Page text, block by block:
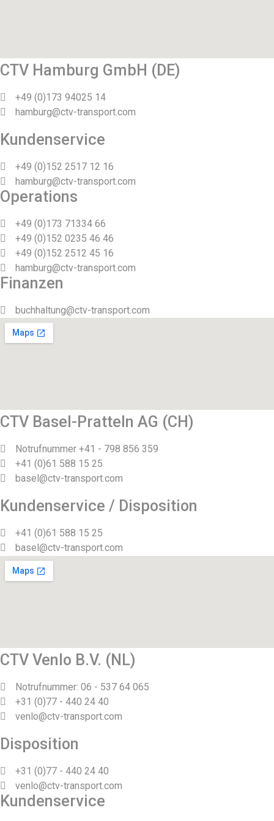
CTV Hamburg GmbH (DE)
+49 (0)173 94025 14
hamburg@ctv-transport.com
Kundenservice
+49 (0)152 2517 12 16
hamburg@ctv-transport.com
Operations
+49 (0)173 71334 66
+49 (0)152 0235 46 46
+49 (0)152 2512 45 16
hamburg@ctv-transport.com
Finanzen
buchhaltung@ctv-transport.com
CTV Basel-Pratteln AG (CH)
Notrufnummer +41 - 798 856 359
+41 (0)61 588 15 25
basel@ctv-transport.com
Kundenservice / Disposition
+41 (0)61 588 15 25
basel@ctv-transport.com
CTV Venlo B.V. (NL)
Notrufnummer: 06 - 537 64 065
+31 (0)77 - 440 24 40
venlo@ctv-transport.com
Disposition
+31 (0)77 - 440 24 40
venlo@ctv-transport.com
Kundenservice